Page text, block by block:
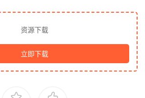
资源下载
立即下载